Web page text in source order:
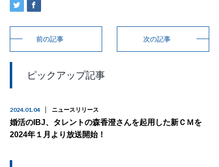
前の記事 次の記事
ピックアップ記事
2024.01.04 ニュースリリース
婚活のIBJ、タレントの森香澄さんを起用した新ＣＭを
2024年１月より放送開始！